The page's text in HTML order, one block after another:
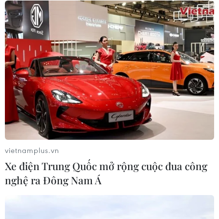
06/08/2026 07:14
Đại biểu Quốc hội băn khoăn khả
năng cân đối vốn 2 siêu dự án giao
thông
06/08/2026 07:00
TP Hồ Chí Minh: Dự án mở rộng
đường Phạm Văn Bạch vẫn dang dở
sau 20 năm
06/08/2026 06:56
Đầu tư hơn 6.209 tỷ đồng hoàn thiện
vietnamplus.vn
Xe điện Trung Quốc mở rộng cuộc đua công
nghệ ra Đông Nam Á